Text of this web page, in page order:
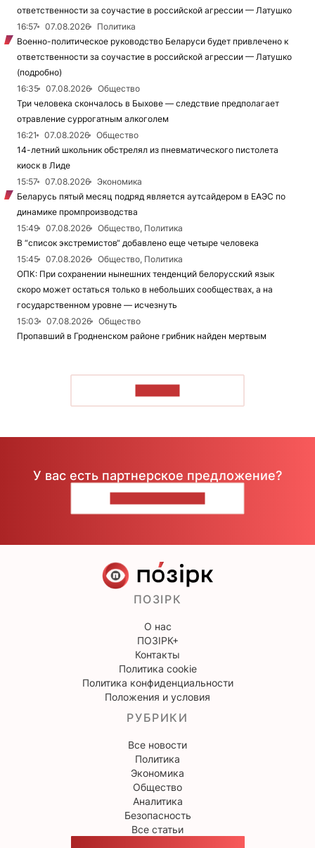
ответственности за соучастие в российской агрессии — Латушко
16:57
07.08.2026
Политика
Военно-политическое руководство Беларуси будет привлечено к
ответственности за соучастие в российской агрессии — Латушко
(подробно)
16:35
07.08.2026
Общество
Три человека скончалось в Быхове — следствие предполагает
отравление суррогатным алкоголем
16:21
07.08.2026
Общество
14-летний школьник обстрелял из пневматического пистолета
киоск в Лиде
15:57
07.08.2026
Экономика
Беларусь пятый месяц подряд является аутсайдером в ЕАЭС по
динамике промпроизводства
15:49
07.08.2026
Общество, Политика
В “список экстремистов“ добавлено еще четыре человека
15:45
07.08.2026
Общество, Политика
ОПК: При сохранении нынешних тенденций белорусский язык
скоро может остаться только в небольших сообществах, а на
государственном уровне — исчезнуть
15:03
07.08.2026
Общество
Пропавший в Гродненском районе грибник найден мертвым
У вас есть партнерское предложение?
ПОЗІРК
О нас
ПОЗІРК+
Контакты
Политика cookie
Политика конфиденциальности
Положения и условия
РУБРИКИ
Все новости
Политика
Экономика
Общество
Аналитика
Безопасность
Все статьи